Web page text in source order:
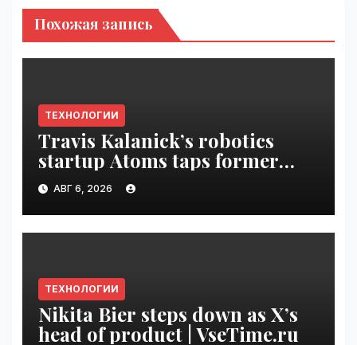
Похожая запись
ТЕХНОЛОГИИ
Travis Kalanick’s robotics
startup Atoms taps former
Uber finance chief as CFO |
VseTime.ru
АВГ 6, 2026
ТЕХНОЛОГИИ
Nikita Bier steps down as X’s
head of product | VseTime.ru